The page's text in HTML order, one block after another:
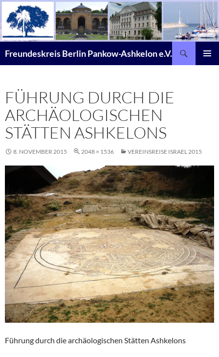
Zum
Inhalt
springen
Freundeskreis Berlin Pankow-Ashkelon e.V.
FÜHRUNG DURCH DIE
ARCHÄOLOGISCHEN
STÄTTEN ASHKELONS
8. NOVEMBER 2015 2048 × 1536 VEREINSREISE ISRAEL 2015
Führung durch die archäologischen Stätten Ashkelons